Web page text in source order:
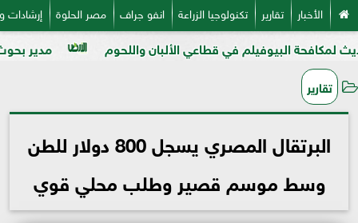
الأخبار تقارير تكنولوجيا الزراعة انفو جراف مصر الحلوة
مدير بحوث أمراض في قطاعي الألبان واللحوم
تقارير
البرتقال المصري يسجل 800 دولار للطن
وسط موسم قصير وطلب محلي قوي